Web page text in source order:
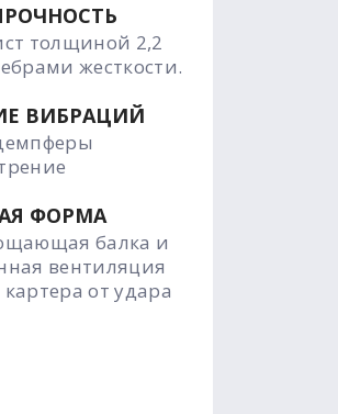
толщиной 2,2
жесткости.
ВИБРАЦИЙ
ФОРМА
балка и
вентиляция
от удара